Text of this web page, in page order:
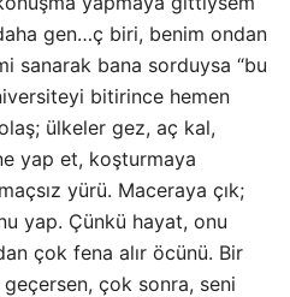
gen…ç biri, benim ondan
sanarak bana sorduysa “bu
bitirince hemen
ülkeler gez, aç kal,
yap et, koşturmaya
yürü. Maceraya çık;
yap. Çünkü hayat, onu
çok fena alır öcünü. Bir
çok sonra, seni